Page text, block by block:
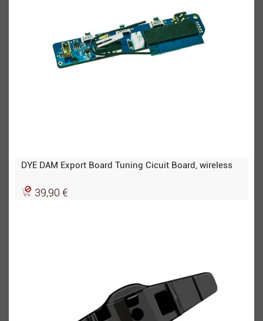
DYE DAM Export Board Tuning Cicuit Board, wireless
39,90 €